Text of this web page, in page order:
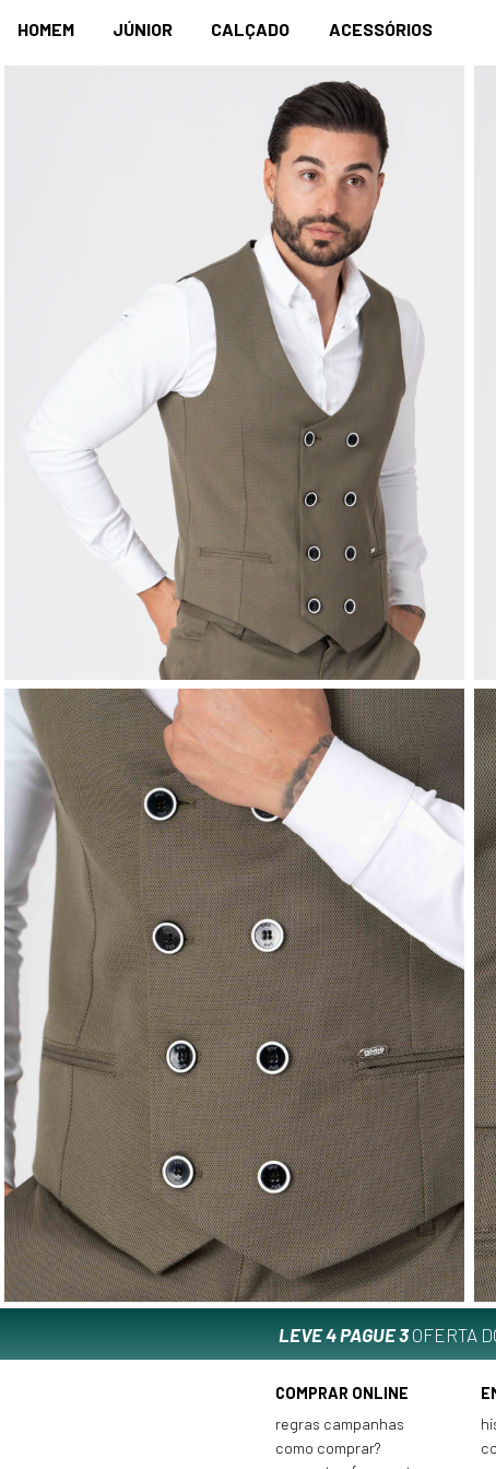
HOMEM JÚNIOR CALÇADO ACESSÓRIOS
LEVE 4 PAGUE 3OFERTA
COMPRAR ONLINE
regras campanhas
como comprar?